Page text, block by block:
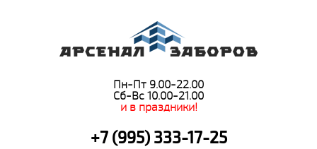
Пн-Пт 9.00-22.00
Сб-Вс 10.00-21.00
и в праздники!
+7 (995) 333-17-25